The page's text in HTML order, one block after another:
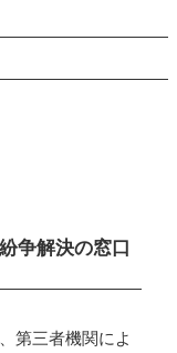
争解決の窓口
第三者機関によ